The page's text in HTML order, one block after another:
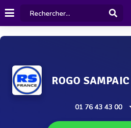
ROGO SAMPAIC
01 76 43 43 00